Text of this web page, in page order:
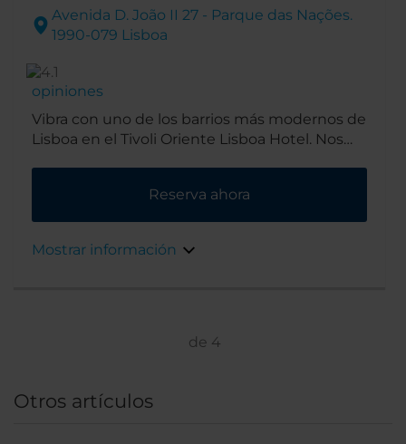
Avenida D. João II 27 - Parque das Nações.
1990-079 Lisboa
opiniones
Vibra con uno de los barrios más modernos de
Lisboa en el Tivoli Oriente Lisboa Hotel. Nos
con vistas al río Tajo. El hotel, perfecto para
reuniones de negocios y escapadas urbanas,
aeropuerto de Lisboa.
Reserva ahora
Mostrar información
de 4
Otros artículos